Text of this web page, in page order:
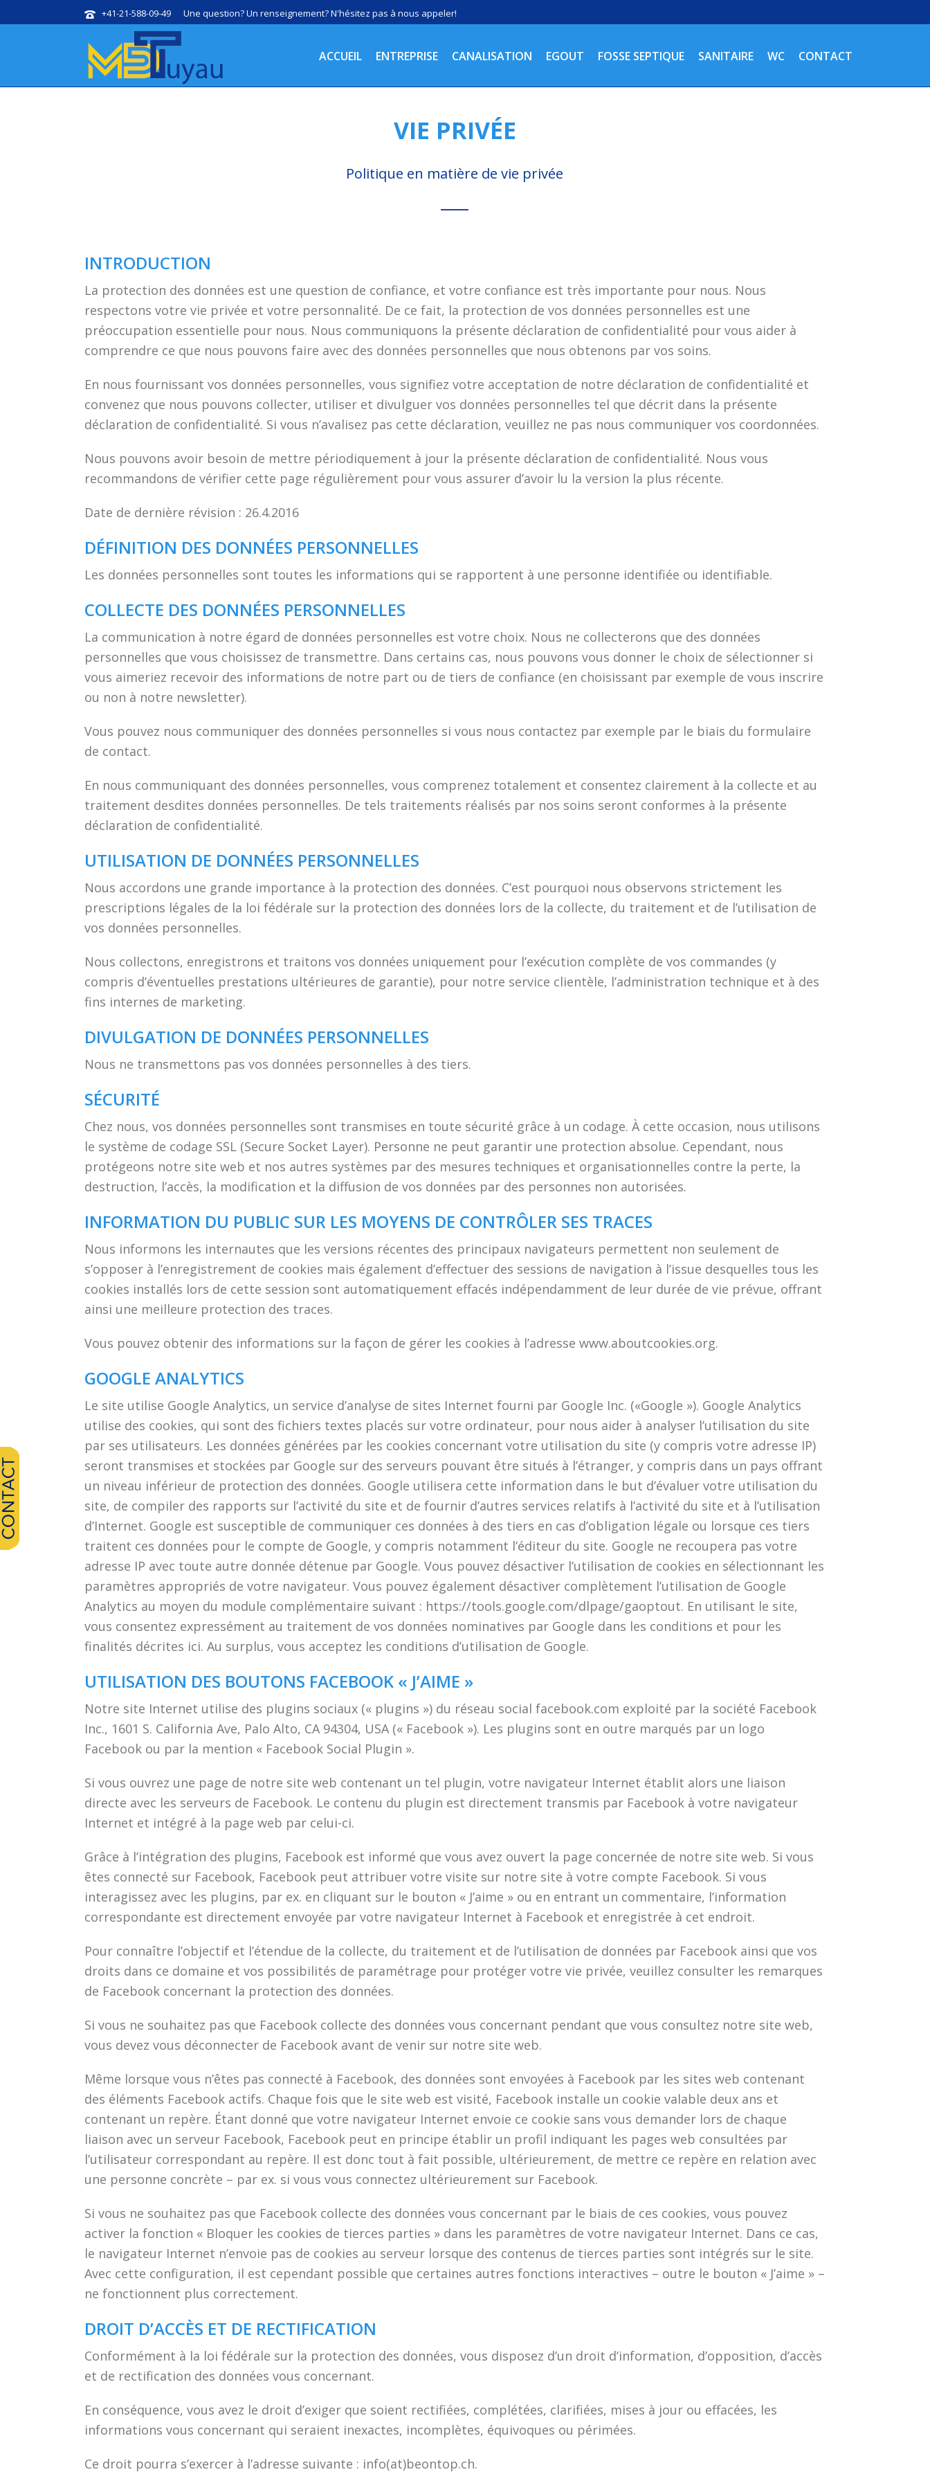
+41-21-588-09-49 Une question? Un renseignement? N'hésitez pas à nous appeler!
ACCUEIL ENTREPRISE CANALISATION EGOUT FOSSE SEPTIQUE SANITAIRE WC CONTACT
VIE PRIVÉE
Politique en matière de vie privée
INTRODUCTION
La protection des données est une question de confiance, et votre confiance est très importante pour nous. Nous
respectons votre vie privée et votre personnalité. De ce fait, la protection de vos données personnelles est une
préoccupation essentielle pour nous. Nous communiquons la présente déclaration de confidentialité pour vous aider à
comprendre ce que nous pouvons faire avec des données personnelles que nous obtenons par vos soins.
En nous fournissant vos données personnelles, vous signifiez votre acceptation de notre déclaration de confidentialité et
convenez que nous pouvons collecter, utiliser et divulguer vos données personnelles tel que décrit dans la présente
déclaration de confidentialité. Si vous n’avalisez pas cette déclaration, veuillez ne pas nous communiquer vos coordonnées.
Nous pouvons avoir besoin de mettre périodiquement à jour la présente déclaration de confidentialité. Nous vous
recommandons de vérifier cette page régulièrement pour vous assurer d’avoir lu la version la plus récente.
Date de dernière révision : 26.4.2016
DÉFINITION DES DONNÉES PERSONNELLES
Les données personnelles sont toutes les informations qui se rapportent à une personne identifiée ou identifiable.
COLLECTE DES DONNÉES PERSONNELLES
La communication à notre égard de données personnelles est votre choix. Nous ne collecterons que des données
personnelles que vous choisissez de transmettre. Dans certains cas, nous pouvons vous donner le choix de sélectionner si
vous aimeriez recevoir des informations de notre part ou de tiers de confiance (en choisissant par exemple de vous inscrire
ou non à notre newsletter).
Vous pouvez nous communiquer des données personnelles si vous nous contactez par exemple par le biais du formulaire
de contact.
En nous communiquant des données personnelles, vous comprenez totalement et consentez clairement à la collecte et au
traitement desdites données personnelles. De tels traitements réalisés par nos soins seront conformes à la présente
déclaration de confidentialité.
UTILISATION DE DONNÉES PERSONNELLES
Nous accordons une grande importance à la protection des données. C’est pourquoi nous observons strictement les
prescriptions légales de la loi fédérale sur la protection des données lors de la collecte, du traitement et de l’utilisation de
vos données personnelles.
Nous collectons, enregistrons et traitons vos données uniquement pour l’exécution complète de vos commandes (y
compris d’éventuelles prestations ultérieures de garantie), pour notre service clientèle, l’administration technique et à des
fins internes de marketing.
DIVULGATION DE DONNÉES PERSONNELLES
Nous ne transmettons pas vos données personnelles à des tiers.
SÉCURITÉ
Chez nous, vos données personnelles sont transmises en toute sécurité grâce à un codage. À cette occasion, nous utilisons
le système de codage SSL (Secure Socket Layer). Personne ne peut garantir une protection absolue. Cependant, nous
protégeons notre site web et nos autres systèmes par des mesures techniques et organisationnelles contre la perte, la
destruction, l’accès, la modification et la diffusion de vos données par des personnes non autorisées.
INFORMATION DU PUBLIC SUR LES MOYENS DE CONTRÔLER SES TRACES
Nous informons les internautes que les versions récentes des principaux navigateurs permettent non seulement de
s’opposer à l’enregistrement de cookies mais également d’effectuer des sessions de navigation à l’issue desquelles tous les
cookies installés lors de cette session sont automatiquement effacés indépendamment de leur durée de vie prévue, offrant
ainsi une meilleure protection des traces.
Vous pouvez obtenir des informations sur la façon de gérer les cookies à l’adresse www.aboutcookies.org.
GOOGLE ANALYTICS
Le site utilise Google Analytics, un service d’analyse de sites Internet fourni par Google Inc. («Google »). Google Analytics
utilise des cookies, qui sont des fichiers textes placés sur votre ordinateur, pour nous aider à analyser l’utilisation du site
par ses utilisateurs. Les données générées par les cookies concernant votre utilisation du site (y compris votre adresse IP)
seront transmises et stockées par Google sur des serveurs pouvant être situés à l’étranger, y compris dans un pays offrant
un niveau inférieur de protection des données. Google utilisera cette information dans le but d’évaluer votre utilisation du
site, de compiler des rapports sur l’activité du site et de fournir d’autres services relatifs à l’activité du site et à l’utilisation
d’Internet. Google est susceptible de communiquer ces données à des tiers en cas d’obligation légale ou lorsque ces tiers
traitent ces données pour le compte de Google, y compris notamment l’éditeur du site. Google ne recoupera pas votre
adresse IP avec toute autre donnée détenue par Google. Vous pouvez désactiver l’utilisation de cookies en sélectionnant les
paramètres appropriés de votre navigateur. Vous pouvez également désactiver complètement l’utilisation de Google
Analytics au moyen du module complémentaire suivant : https://tools.google.com/dlpage/gaoptout. En utilisant le site,
vous consentez expressément au traitement de vos données nominatives par Google dans les conditions et pour les
finalités décrites ici. Au surplus, vous acceptez les conditions d’utilisation de Google.
UTILISATION DES BOUTONS FACEBOOK « J’AIME »
Notre site Internet utilise des plugins sociaux (« plugins ») du réseau social facebook.com exploité par la société Facebook
Inc., 1601 S. California Ave, Palo Alto, CA 94304, USA (« Facebook »). Les plugins sont en outre marqués par un logo
Facebook ou par la mention « Facebook Social Plugin ».
Si vous ouvrez une page de notre site web contenant un tel plugin, votre navigateur Internet établit alors une liaison
directe avec les serveurs de Facebook. Le contenu du plugin est directement transmis par Facebook à votre navigateur
Internet et intégré à la page web par celui-ci.
Grâce à l’intégration des plugins, Facebook est informé que vous avez ouvert la page concernée de notre site web. Si vous
êtes connecté sur Facebook, Facebook peut attribuer votre visite sur notre site à votre compte Facebook. Si vous
interagissez avec les plugins, par ex. en cliquant sur le bouton « J’aime » ou en entrant un commentaire, l’information
correspondante est directement envoyée par votre navigateur Internet à Facebook et enregistrée à cet endroit.
Pour connaître l’objectif et l’étendue de la collecte, du traitement et de l’utilisation de données par Facebook ainsi que vos
droits dans ce domaine et vos possibilités de paramétrage pour protéger votre vie privée, veuillez consulter les remarques
de Facebook concernant la protection des données.
Si vous ne souhaitez pas que Facebook collecte des données vous concernant pendant que vous consultez notre site web,
vous devez vous déconnecter de Facebook avant de venir sur notre site web.
Même lorsque vous n’êtes pas connecté à Facebook, des données sont envoyées à Facebook par les sites web contenant
des éléments Facebook actifs. Chaque fois que le site web est visité, Facebook installe un cookie valable deux ans et
contenant un repère. Étant donné que votre navigateur Internet envoie ce cookie sans vous demander lors de chaque
liaison avec un serveur Facebook, Facebook peut en principe établir un profil indiquant les pages web consultées par
l’utilisateur correspondant au repère. Il est donc tout à fait possible, ultérieurement, de mettre ce repère en relation avec
une personne concrète – par ex. si vous vous connectez ultérieurement sur Facebook.
Si vous ne souhaitez pas que Facebook collecte des données vous concernant par le biais de ces cookies, vous pouvez
activer la fonction « Bloquer les cookies de tierces parties » dans les paramètres de votre navigateur Internet. Dans ce cas,
le navigateur Internet n’envoie pas de cookies au serveur lorsque des contenus de tierces parties sont intégrés sur le site.
Avec cette configuration, il est cependant possible que certaines autres fonctions interactives – outre le bouton « J’aime » –
ne fonctionnent plus correctement.
DROIT D’ACCÈS ET DE RECTIFICATION
Conformément à la loi fédérale sur la protection des données, vous disposez d’un droit d’information, d’opposition, d’accès
et de rectification des données vous concernant.
En conséquence, vous avez le droit d’exiger que soient rectifiées, complétées, clarifiées, mises à jour ou effacées, les
informations vous concernant qui seraient inexactes, incomplètes, équivoques ou périmées.
Ce droit pourra s’exercer à l’adresse suivante : info(at)beontop.ch.